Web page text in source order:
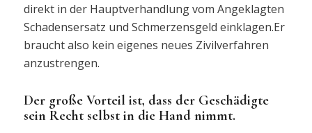
direkt in der Hauptverhandlung vom Angeklagten
Schadensersatz und Schmerzensgeld einklagen.Er
braucht also kein eigenes neues Zivilverfahren
anzustrengen.
Der große Vorteil ist, dass der Geschädigte
sein Recht selbst in die Hand nimmt.